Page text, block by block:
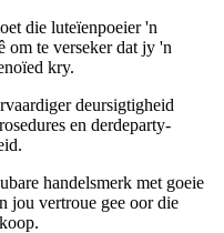
die luteïenpoeier 'n
om te verseker dat jy 'n
kry.
deursigtigheid
en derdeparty-
handelsmerk met goeie
jou vertroue gee oor die